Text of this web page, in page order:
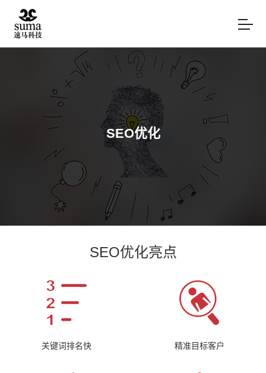
SEO优化
SEO优化亮点
关键词排名快 精准目标客户